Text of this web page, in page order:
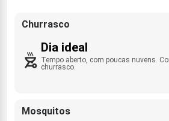
Churrasco
Dia ideal
Tempo aberto, com poucas nuvens.
churrasco.
Mosquitos